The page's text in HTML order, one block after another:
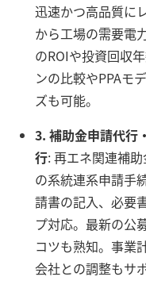
迅速かつ高品質に
から工場の需要電
のROIや投資回収
ンの比較やPPAモ
ズも可能。
3. 補助金申請代行
行: 再エネ関連補
の系統連系申請手
請書の記入、必要
プ対応。最新の公
コツも熟知。事業
会社との調整もサ